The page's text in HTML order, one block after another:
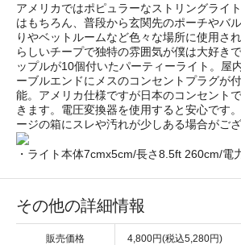
アメリカではポピュラーなストリングライ
はもちろん、普段から玄関先のポーチやバ
りやベットルームなど色々な場所に使用さ
らしいチープで独特の雰囲気が僕は大好き
ップルが10個付いたパーティーライト。屋
ーブルエンドにメスのコンセントプラグが
能。アメリカ仕様ですが日本のコンセント
きます。電圧変換器を使用すると安心です
ージの箱にスレや汚れが少しある場合がござ
・ライト本体7cmx5cm/長さ8.5ft 260cm/電
その他の詳細情報
販売価格 4,800円(税込5,280円)